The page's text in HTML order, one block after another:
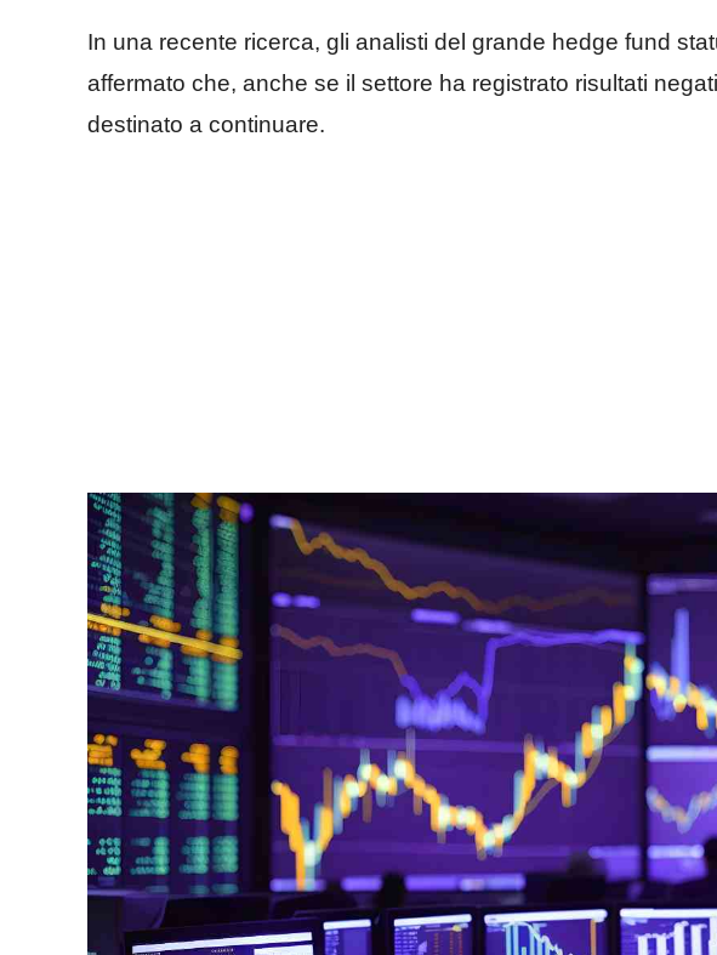
In una recente ricerca, gli analisti del grande hedge fund
affermato che, anche se il settore ha registrato risultati
destinato a continuare.